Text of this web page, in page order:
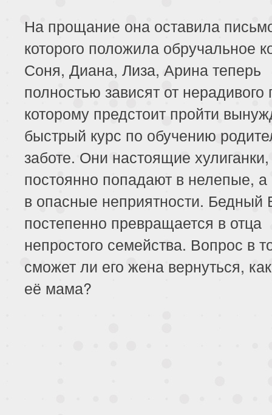
На прощание она оставила
которого положила обручальное
Соня, Диана, Лиза, Арина теперь
полностью зависят от
которому предстоит пройти
быстрый курс по обучению
заботе. Они настоящие хулиганки,
постоянно попадают в нелепые, а
в опасные неприятности. Бедный
постепенно превращается в отца
непростого семейства. Вопрос в
сможет ли его жена вернуться,
её мама?